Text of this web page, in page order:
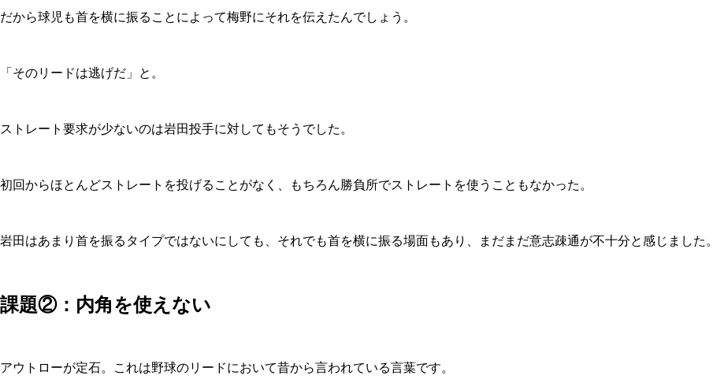
だから球児も首を横に振ることによって梅野にそれを伝えたんでしょう。
「そのリードは逃げだ」と。
ストレート要求が少ないのは岩田投手に対してもそうでした。
初回からほとんどストレートを投げることがなく、もちろん勝負所でストレートを使うこともなかった。
岩田はあまり首を振るタイプではないにしても、それでも首を横に振る場面もあり、まだまだ意志疎通が不十分と感じました。
課題②：内角を使えない
アウトローが定石。これは野球のリードにおいて昔から言われている言葉です。